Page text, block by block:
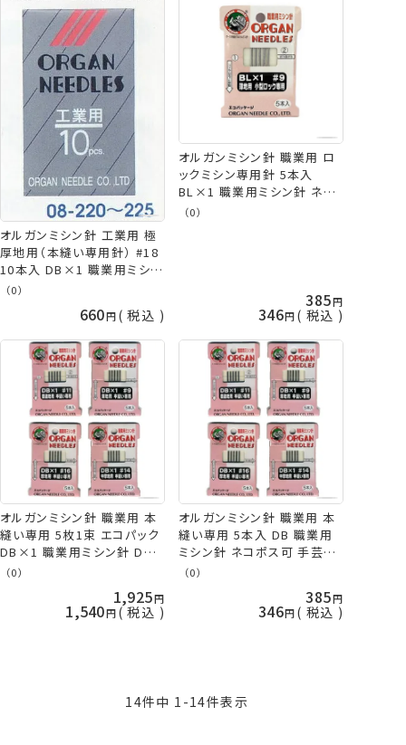
オルガンミシン針 工業用 極
厚地用（本縫い専用針） #18
10本入 DB×1 職業用ミシン
針 DB-1 ミシン針 オルガン
（0）
660 税込
オルガンミシン針 職業用 ロ
ックミシン専用針 5本入
BL×1 職業用ミシン針 ネコ
ポス可 手芸の山久
（0）
385
346 税込
オルガンミシン針 職業用 本
縫い専用 5枚1束 エコパック
DB×1 職業用ミシン針 DB-
1 ミシン針 オルガン ネコポ
（0）
1,925
1,540 税込
オルガンミシン針 職業用 本
縫い専用 5本入 DB 職業用
ミシン針 ネコポス可 手芸の
山久
（0）
385
346 税込
14件中 1 -14件表示